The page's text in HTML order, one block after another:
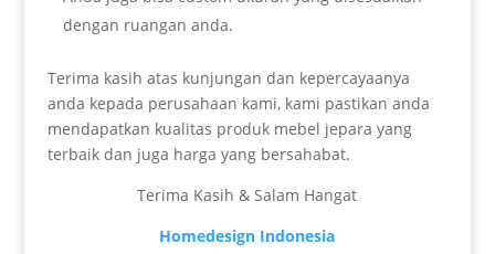
dengan ruangan anda.
Terima kasih atas kunjungan dan kepercayaanya
anda kepada perusahaan kami, kami pastikan anda
mendapatkan kualitas produk mebel jepara yang
terbaik dan juga harga yang bersahabat.
Terima Kasih & Salam Hangat
Homedesign Indonesia